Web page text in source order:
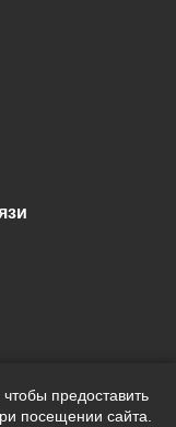
предоставить
посещении сайта.